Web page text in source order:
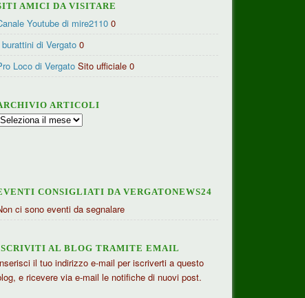
AMICI DA VISITARE
Youtube di mire2110 0
burattini di Vergato 0
Loco di Vergato Sito ufficiale 0
ARTICOLI
Archivio
CONSIGLIATI DA VERGATONEWS24
ci sono eventi da segnalare
AL BLOG TRAMITE EMAIL
il tuo indirizzo e-mail per iscriverti a questo
e ricevere via e-mail le notifiche di nuovi post.